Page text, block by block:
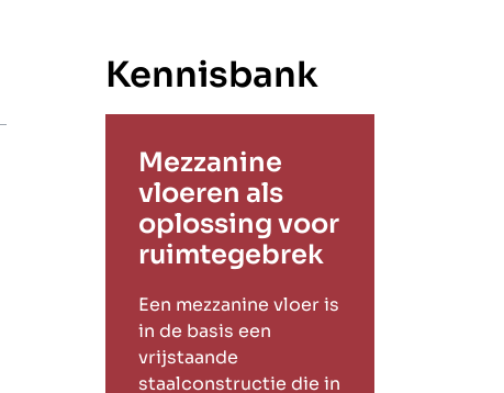
Kennisbank
Mezzanine
vloeren als
oplossing voor
ruimtegebrek
Een mezzanine vloer is
in de basis een
vrijstaande
staalconstructie die in